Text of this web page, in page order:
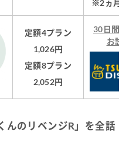
※2ヵ月
定額4プラン
1,026円
定額8プラン
2,052円
30日間
お試
んのリベンジR」を全話